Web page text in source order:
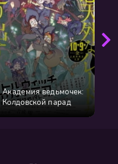
Академия ведьмочек:
Колдовской парад